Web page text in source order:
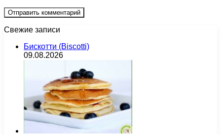
Свежие записи
Бискотти (Biscotti)
09.08.2026